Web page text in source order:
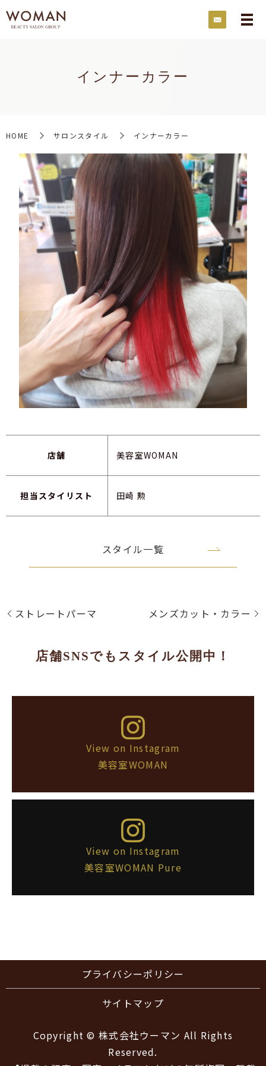
インナーカラー
HOME サロンスタイル インナーカラー
店舗 美容室WOMAN
担当スタイリスト 田崎 勲
スタイル一覧
ストレートパーマ メンズカット・カラー
店舗SNSでもスタイル公開中！
View on Instagram
美容室WOMAN
View on Instagram
美容室WOMAN Pure
プライバシーポリシー
サイトマップ
Copyright © 株式会社ウーマン All Rights
Reserved.